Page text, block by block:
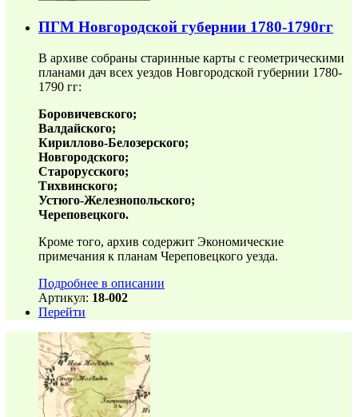
ПГМ Новгородской губернии 1780-1790гг
В архиве собраны старинные карты с геометрическими
планами дач всех уездов Новгородской губернии 1780-
1790 гг:
Боровичевского;
Валдайского;
Кириллово-Белозерского;
Новгородского;
Старорусского;
Тихвинского;
Устюго-Железнопольского;
Череповецкого.
Кроме того, архив содержит Экономические
примечания к планам Череповецкого уезда.
Подробнее в описании
Артикул: 18-002
Перейти